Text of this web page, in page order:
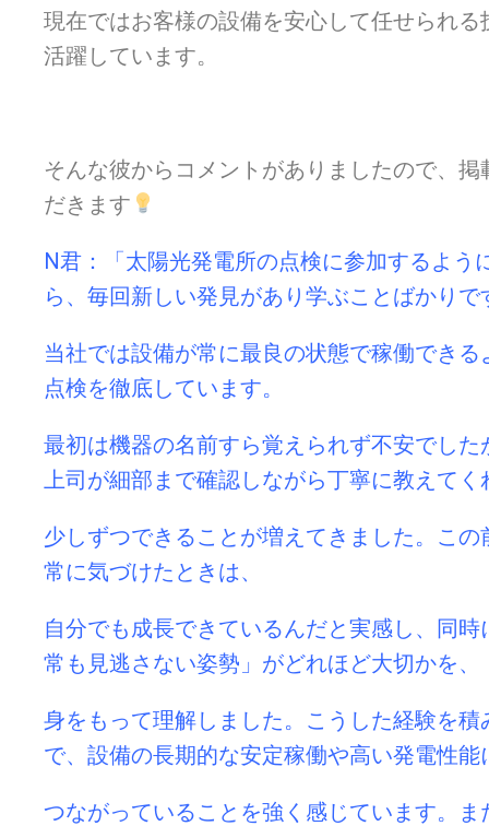
現在ではお客様の設備を安心して任せられる
活躍しています。
そんな彼からコメントがありましたので、掲
だきます
N君：「太陽光発電所の点検に参加するよう
ら、毎回新しい発見があり学ぶことばかりで
当社では設備が常に最良の状態で稼働できる
点検を徹底しています。
最初は機器の名前すら覚えられず不安でした
上司が細部まで確認しながら丁寧に教えてく
少しずつできることが増えてきました。この
常に気づけたときは、
自分でも成長できているんだと実感し、同時
常も見逃さない姿勢」がどれほど大切かを、
身をもって理解しました。こうした経験を積
で、設備の長期的な安定稼働や高い発電性能
つながっていることを強く感じています。ま